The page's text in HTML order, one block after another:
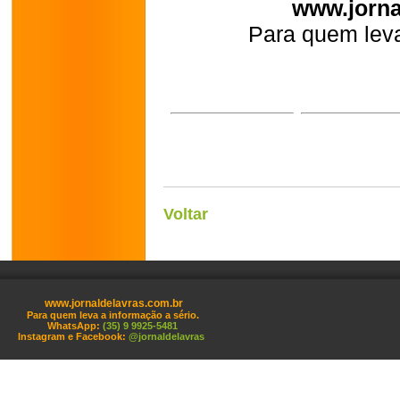
Para quem
Voltar
www.jornaldelavras.com.br
Para quem leva a informação a sério.
WhatsApp: (35) 9 9925-5481
Instagram e Facebook: @jornaldelavras